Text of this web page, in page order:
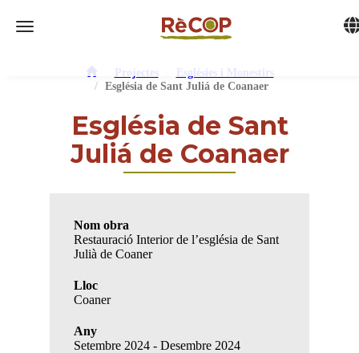
Toggle navigation
Projectes
Esglésies i Monestirs
Església de Sant Juliá de Coanaer
Església de Sant
Juliá de Coanaer
Nom obra
Restauració Interior de l’església de Sant
Julià de Coaner
Lloc
Coaner
Any
Setembre 2024 - Desembre 2024